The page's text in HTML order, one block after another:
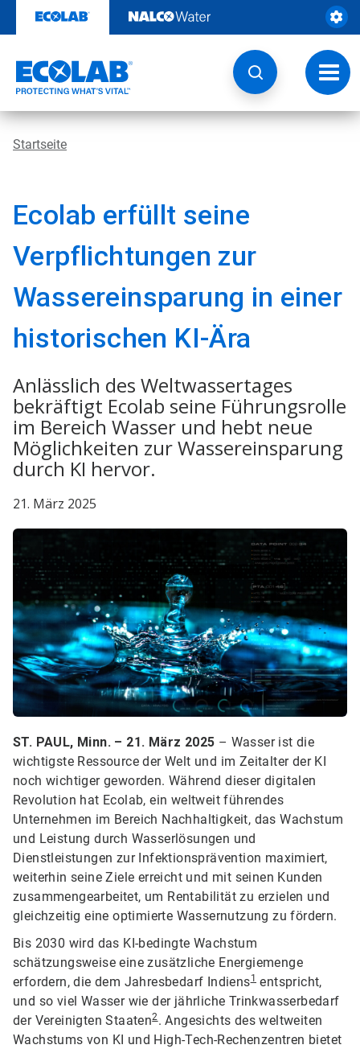
Inhalt
Startseite
Ecolab erfüllt seine
Verpflichtungen zur
Wassereinsparung in einer
historischen KI-Ära
Anlässlich des Weltwassertages
bekräftigt Ecolab seine Führungsrolle
im Bereich Wasser und hebt neue
Möglichkeiten zur Wassereinsparung
durch KI hervor.
21. März 2025
ST. PAUL, Minn. – 21. März 2025 – Wasser ist die
wichtigste Ressource der Welt und im Zeitalter der KI
noch wichtiger geworden. Während dieser digitalen
Revolution hat Ecolab, ein weltweit führendes
Unternehmen im Bereich Nachhaltigkeit, das Wachstum
und Leistung durch Wasserlösungen und
Dienstleistungen zur Infektionsprävention maximiert,
weiterhin seine Ziele erreicht und mit seinen Kunden
zusammengearbeitet, um Rentabilität zu erzielen und
gleichzeitig eine optimierte Wassernutzung zu fördern.
Bis 2030 wird das KI-bedingte Wachstum
schätzungsweise eine zusätzliche Energiemenge
erfordern, die dem Jahresbedarf Indiens1 entspricht,
und so viel Wasser wie der jährliche Trinkwasserbedarf
der Vereinigten Staaten2. Angesichts des weltweiten
Wachstums von KI und High-Tech-Rechenzentren bietet